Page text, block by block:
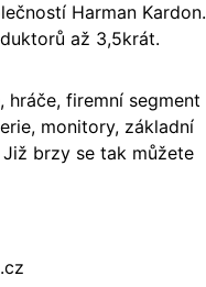
Harman Kardon.
až 3,5krát.
hráče, firemní segment
monitory, základní
brzy se tak můžete